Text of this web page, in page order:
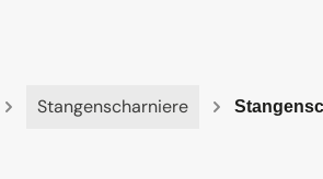
Stangenscharniere